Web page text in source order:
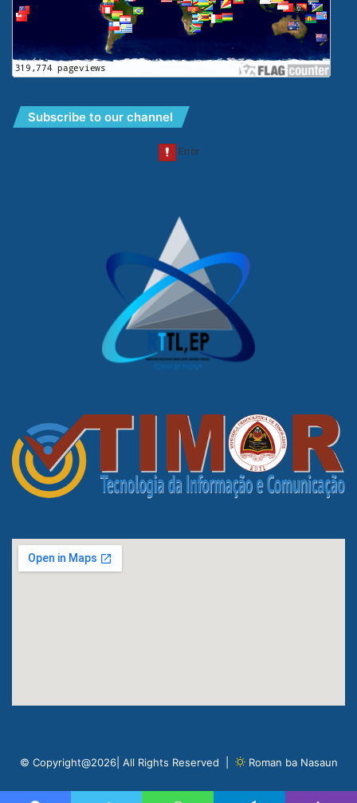
Subscribe to our channel
© Copyright@2026| All Rights Reserved | Roman ba Nasaun